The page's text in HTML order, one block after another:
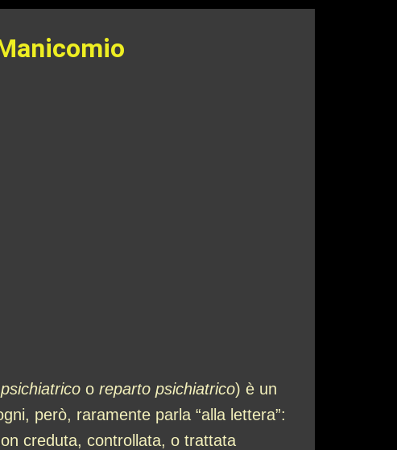
o reparto psichiatrico) è un
però, raramente parla “alla lettera”:
creduta, controllata, o trattata